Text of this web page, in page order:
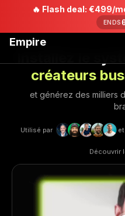
🔥 Flash deal: €499/
ENDS
Empire
Installez le
créateurs
et générez des milliers
Utilisé par
Découvrir